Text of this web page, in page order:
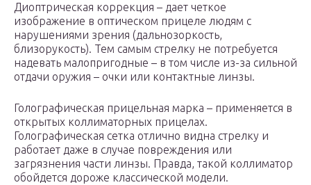
Диоптрическая коррекция – дает четкое
изображение в оптическом прицеле людям с
нарушениями зрения (дальнозоркость,
близорукость). Тем самым стрелку не потребуется
надевать малопригодные – в том числе из-за сильной
отдачи оружия – очки или контактные линзы.
Голографическая прицельная марка – применяется в
открытых коллиматорных прицелах.
Голографическая сетка отлично видна стрелку и
работает даже в случае повреждения или
загрязнения части линзы. Правда, такой коллиматор
обойдется дороже классической модели.